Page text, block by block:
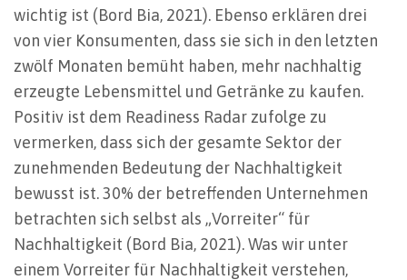
wichtig ist (Bord Bia, 2021). Ebenso erklären drei
von vier Konsumenten, dass sie sich in den letzten
zwölf Monaten bemüht haben, mehr nachhaltig
erzeugte Lebensmittel und Getränke zu kaufen.
Positiv ist dem Readiness Radar zufolge zu
vermerken, dass sich der gesamte Sektor der
zunehmenden Bedeutung der Nachhaltigkeit
bewusst ist. 30% der betreffenden Unternehmen
betrachten sich selbst als „Vorreiter“ für
Nachhaltigkeit (Bord Bia, 2021). Was wir unter
einem Vorreiter für Nachhaltigkeit verstehen,